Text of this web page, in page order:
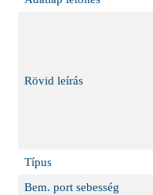
Rövid leírás
Típus
Bem. port sebesség